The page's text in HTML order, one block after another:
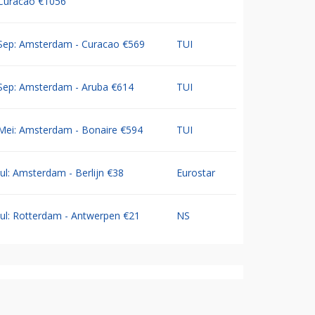
Amsterdam - Curacao €569 TUI
Amsterdam - Aruba €614 TUI
Amsterdam - Bonaire €594 TUI
Amsterdam - Berlijn €38 Eurostar
Rotterdam - Antwerpen €21 NS